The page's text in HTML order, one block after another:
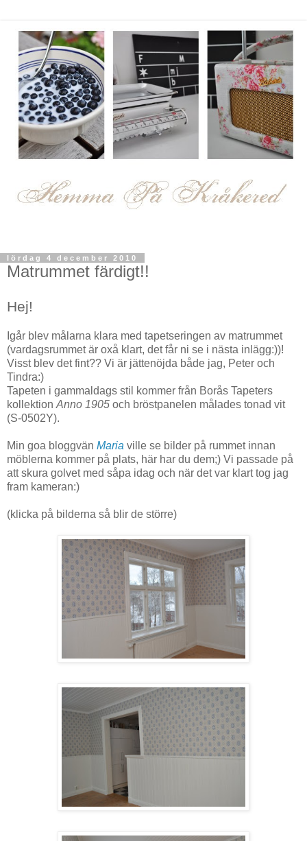
lördag 4 december 2010
Matrummet färdigt!!
Hej!
Igår blev målarna klara med tapetseringen av matrummet
(vardagsrummet är oxå klart, det får ni se i nästa inlägg:))!
Visst blev det fint?? Vi är jättenöjda både jag, Peter och
Tindra:)
Tapeten i gammaldags stil kommer från Borås Tapeters
kollektion Anno 1905 och bröstpanelen målades tonad vit
(S-0502Y).
Min goa bloggvän Maria ville se bilder på rummet innan
möblerna kommer på plats, här har du dem;) Vi passade på
att skura golvet med såpa idag och när det var klart tog jag
fram kameran:)
(klicka på bilderna så blir de större)